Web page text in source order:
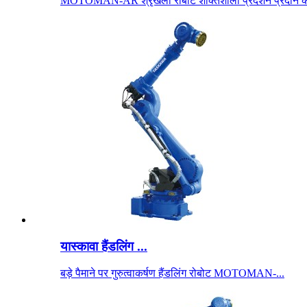
यास्कावा हैंडलिंग ...
बड़े पैमाने पर गुरुत्वाकर्षण हैंडलिंग रोबोट MOTOMAN-...